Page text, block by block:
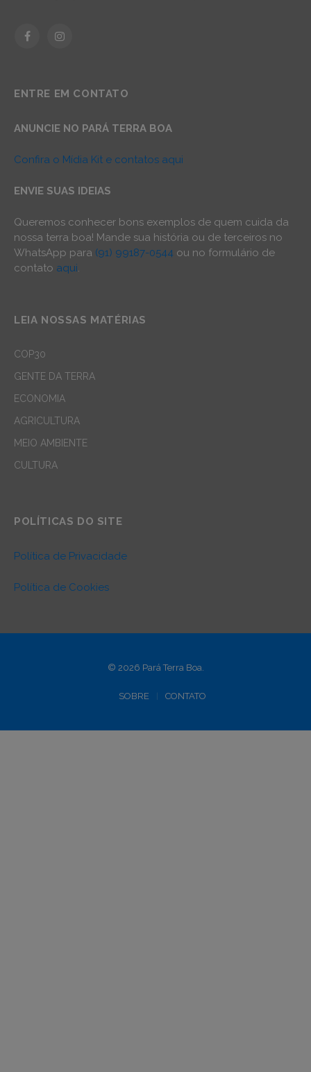
FacebookInstagram
ENTRE EM CONTATO
ANUNCIE NO PARÁ TERRA BOA
Confira o Mídia Kit e contatos aqui
ENVIE SUAS IDEIAS
Queremos conhecer bons exemplos de quem cuida da
nossa terra boa! Mande sua história ou de terceiros no
WhatsApp para (91) 99187-0544 ou no formulário de
contato aqui.
LEIA NOSSAS MATÉRIAS
COP30
GENTE DA TERRA
ECONOMIA
AGRICULTURA
MEIO AMBIENTE
CULTURA
POLÍTICAS DO SITE
Política de Privacidade
Política de Cookies
© 2026 Pará Terra Boa.
SOBRE CONTATO